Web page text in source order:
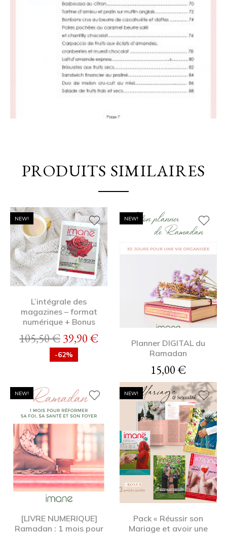
PRODUITS SIMILAIRES
NEW!
L’intégrale des
magazines – format
numérique + Bonus
105,50€ Le prix initial était : 105,50 €.
39,90€Le prix actuel est : 39,90 €.
-62%
NEW!
Planner DIGITAL du
Ramadan
15,00€
NEW!
[LIVRE NUMERIQUE ]
Ramadan : 1 mois pour
NEW!
Pack « Réussir son
Mariage et avoir une